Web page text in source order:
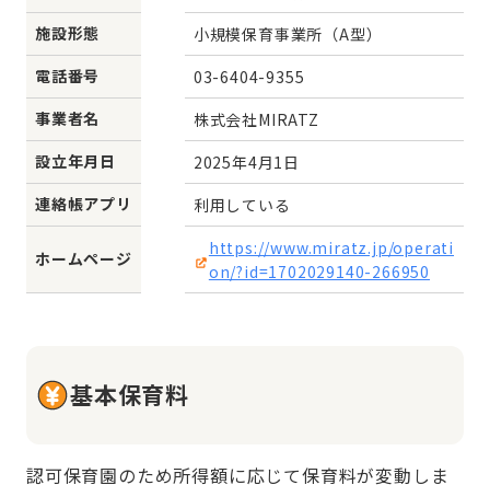
施設形態
小規模保育事業所（A型）
電話番号
03-6404-9355
事業者名
株式会社MIRATZ
設立年月日
2025年4月1日
連絡帳アプリ
利用している
ホームページ
https://www.miratz.jp/operati
on/?id=1702029140-266950
基本保育料
認可保育園のため所得額に応じて保育料が変動しま